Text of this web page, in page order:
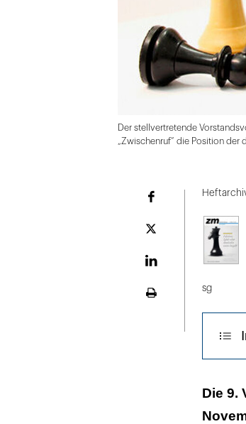
Der stellvertretende
„Zwischenruf“ die Position der
Plattform
sg
Die 9.